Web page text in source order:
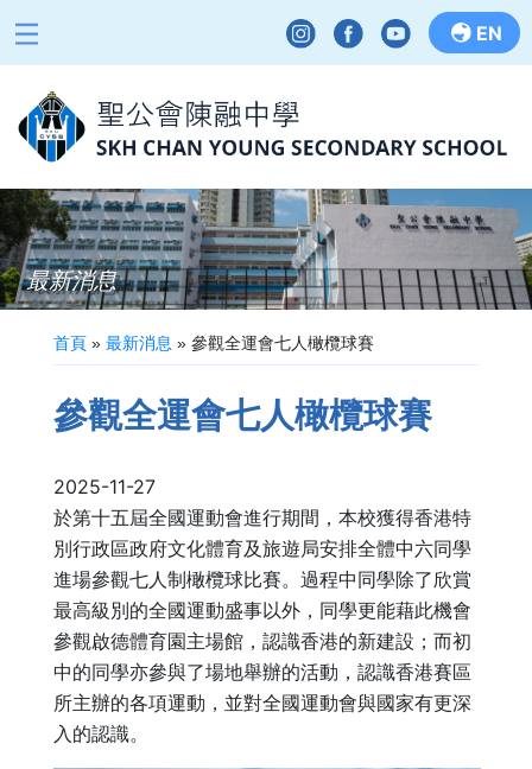
EN
最新消息
首頁 » 最新消息 » 參觀全運會七人橄欖球賽
參觀全運會七人橄欖球賽
2025-11-27
於第十五屆全國運動會進行期間，本校獲得香港特
別行政區政府文化體育及旅遊局安排全體中六同學
進場參觀七人制橄欖球比賽。過程中同學除了欣賞
最高級別的全國運動盛事以外，同學更能藉此機會
參觀啟德體育園主場館，認識香港的新建設；而初
中的同學亦參與了場地舉辦的活動，認識香港賽區
所主辦的各項運動，並對全國運動會與國家有更深
入的認識。